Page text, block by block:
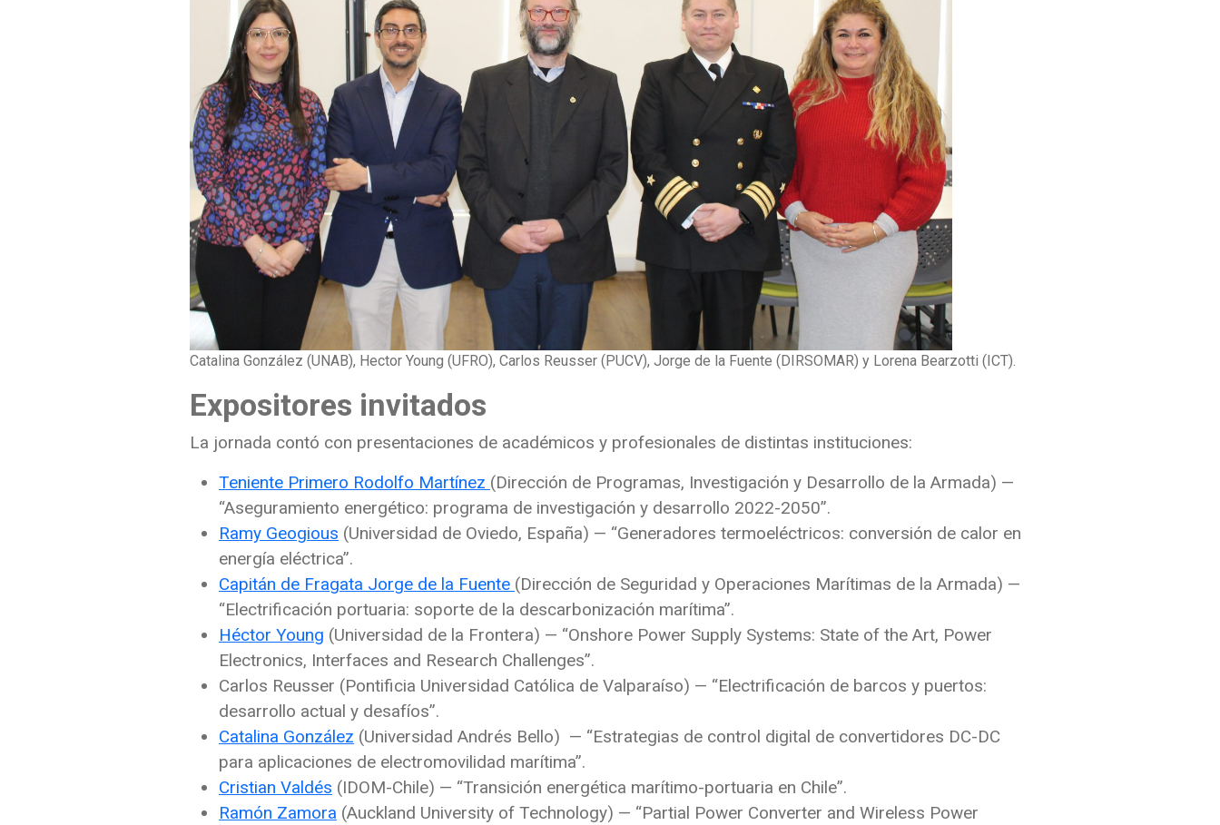
Catalina González (UNAB), Hector Young (UFRO), Carlos Reusser (PUCV), Jorge de la Fuente (DIRSOMAR) y Lorena Bearzotti (ICT).
Expositores invitados
La jornada contó con presentaciones de académicos y profesionales de distintas instituciones:
Teniente Primero Rodolfo Martínez (Dirección de Programas, Investigación y Desarrollo de la Armada) —
“Aseguramiento energético: programa de investigación y desarrollo 2022-2050”.
Ramy Geogious (Universidad de Oviedo, España) — “Generadores termoeléctricos: conversión de calor en
energía eléctrica”.
Capitán de Fragata Jorge de la Fuente (Dirección de Seguridad y Operaciones Marítimas de la Armada) —
“Electrificación portuaria: soporte de la descarbonización marítima”.
Héctor Young (Universidad de la Frontera) — “Onshore Power Supply Systems: State of the Art, Power
Electronics, Interfaces and Research Challenges”.
Carlos Reusser (Pontificia Universidad Católica de Valparaíso) — “Electrificación de barcos y puertos:
desarrollo actual y desafíos”.
Catalina González (Universidad Andrés Bello) — “Estrategias de control digital de convertidores DC-DC
para aplicaciones de electromovilidad marítima”.
Cristian Valdés (IDOM-Chile) — “Transición energética marítimo-portuaria en Chile”.
Ramón Zamora (Auckland University of Technology) — “Partial Power Converter and Wireless Power